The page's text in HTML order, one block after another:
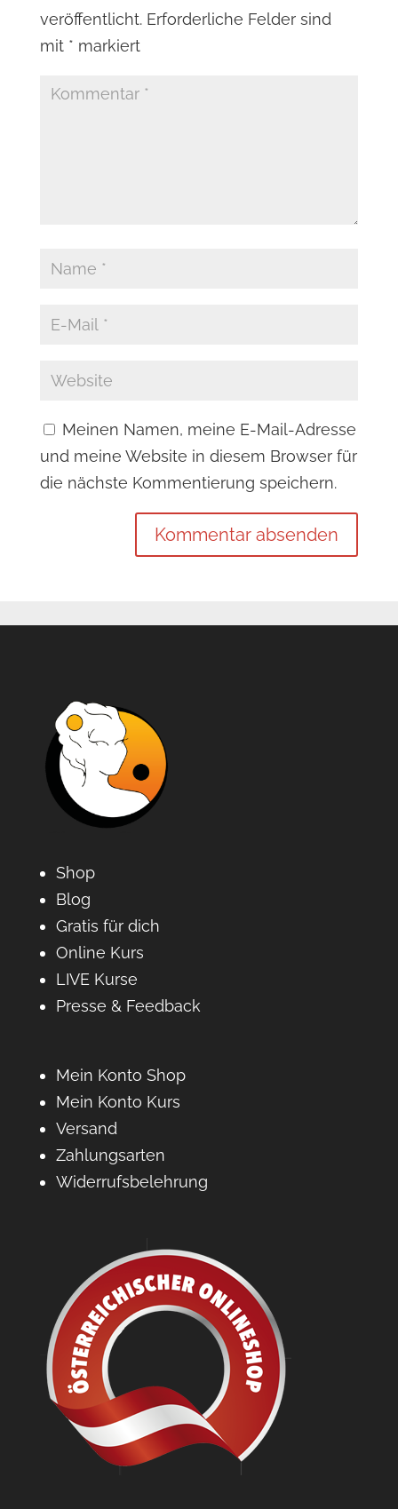
veröffentlicht. Erforderliche Felder sind
mit * markiert
Meinen Namen, meine E-Mail-Adresse
und meine Website in diesem Browser für
die nächste Kommentierung speichern.
Shop
Blog
Gratis für dich
Online Kurs
LIVE Kurse
Presse & Feedback
Mein Konto Shop
Mein Konto Kurs
Versand
Zahlungsarten
Widerrufsbelehrung